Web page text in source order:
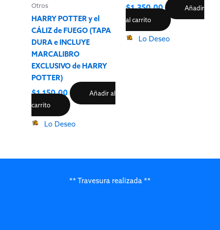
Otros
HARRY POTTER y el
CÁLIZ de FUEGO (TAPA
DURA e INCLUYE
MARCALIBRO
EXCLUSIVO de HARRY
POTTER)
$1,150.00
Añadir al
carrito
Lo Deseo
$1,350.00
Añadir
al carrito
Lo Deseo
** Travesura realizada **